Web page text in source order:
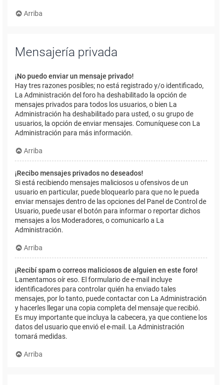
Arriba
Mensajería privada
¡No puedo enviar un mensaje privado!
Hay tres razones posibles; no está registrado y/o identificado,
La Administración del foro ha deshabilitado la opción de
mensajes privados para todos los usuarios, o bien La
Administración ha deshabilitado para usted, o su grupo de
usuarios, la opción de enviar mensajes. Comuníquese con La
Administración para más información.
Arriba
¡Recibo mensajes privados no deseados!
Si está recibiendo mensajes maliciosos u ofensivos de un
usuario en particular, puede bloquearlo para que no le pueda
enviar mensajes dentro de las opciones del Panel de Control de
Usuario, puede usar el botón para informar o reportar dichos
mensajes a los Moderadores, o comunicarlo a La
Administración.
Arriba
¡Recibí spam o correos maliciosos de alguien en este foro!
Lamentamos oír eso. El formulario de e-mail incluye
identificadores para controlar quién ha enviado tales
mensajes, por lo tanto, puede contactar con La Administración
y hacerles llegar una copia completa del mensaje que recibió.
Es muy importante que incluya la cabecera, ya que contiene los
datos del usuario que envió el e-mail. La Administración
tomará medidas.
Arriba